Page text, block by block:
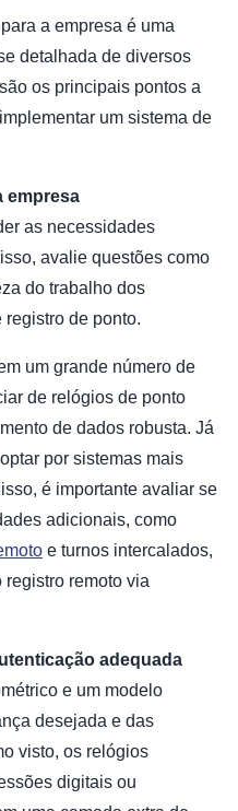
a empresa é uma
detalhada de diversos
os principais pontos a
um sistema de
empresa
as necessidades
avalie questões como
do trabalho dos
de ponto.
um grande número de
de relógios de ponto
de dados robusta. Já
por sistemas mais
é importante avaliar se
adicionais, como
e turnos intercalados,
remoto via
adequada
e um modelo
desejada e das
visto, os relógios
digitais ou